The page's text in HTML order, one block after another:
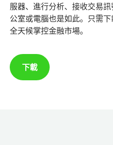
服器、進行分析、接收交易
公室或電腦也是如此。只需
全天候掌控金融市場。
下載